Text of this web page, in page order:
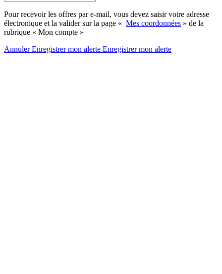
Pour recevoir les offres par e-mail, vous devez saisir votre adresse
électronique et la valider sur la page « Mes coordonnées » de la
rubrique « Mon compte »
AnnulerEnregistrer mon alerte Enregistrermon alerte